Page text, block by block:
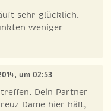
sehr glücklich.
weniger
um 02:53
Dein Partner
Dame hier hält,